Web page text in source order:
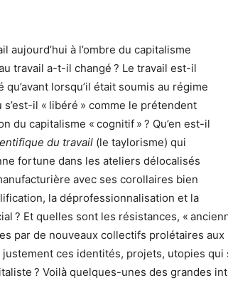
aujourd’hui à l’ombre du capitalisme
travail a-t-il changé ? Le travail est-il
lorsqu’il était soumis au régime
il « libéré » comme le prétendent
du capitalisme « cognitif » ? Qu’en est-il
du travail (le taylorisme) qui
fortune dans les ateliers délocalisés
avec ses corollaires bien
la déprofessionnalisation et la
? Et quelles sont les résistances, «
par de nouveaux collectifs prolétaires
justement ces identités, projets, utopies
? Voilà quelques-unes des grandes